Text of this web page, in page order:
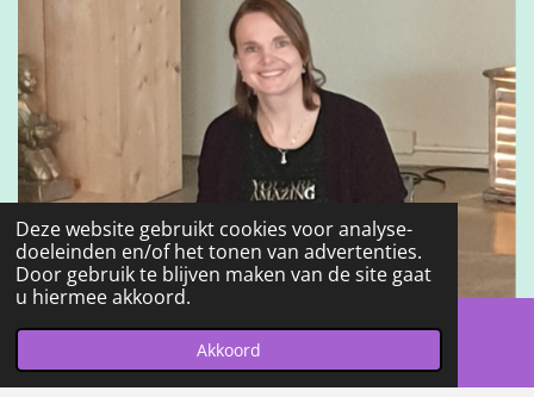
Deze website gebruikt cookies voor analyse-
doeleinden en/of het tonen van advertenties.
Door gebruik te blijven maken van de site gaat
u hiermee akkoord.
Akkoord
m
E-mailadres